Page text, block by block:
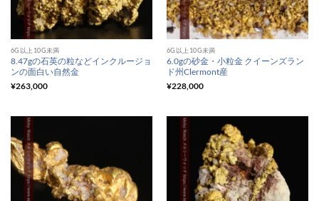
6G以上10G未満
8.47gの石英の粒などインクルージョ
ンの面白い自然金
¥263,000
6G以上10G未満
6.0gの砂金・小粒金 クイーンズラン
ド州Clermont産
¥228,000